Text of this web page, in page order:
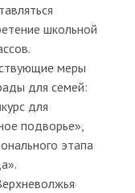
школьной
меры
для семей:
для
подворье»,
этапа